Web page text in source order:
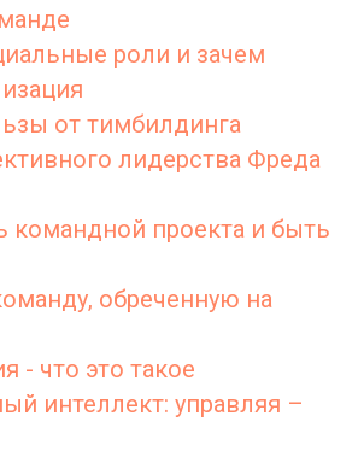
роли и зачем
от тимбилдинга
лидерства Фреда
командной проекта и быть
обреченную на
- что это такое
интеллект: управляя –